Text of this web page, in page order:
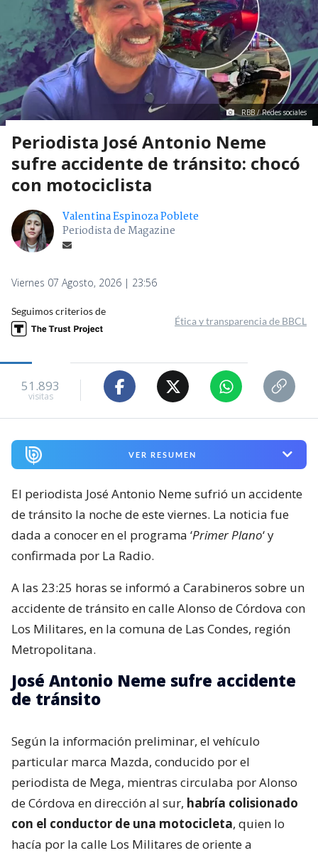
RBB / Redes sociales
Periodista José Antonio Neme
sufre accidente de tránsito: chocó
con motociclista
Valentina Espinoza Poblete
Periodista de Magazine
Viernes 07 Agosto, 2026 | 23:56
Seguimos criterios de
Ética y transparencia de BBCL
51.893
visitas
VER RESUMEN
El periodista José Antonio Neme sufrió un accidente
de tránsito la noche de este viernes. La noticia fue
dada a conocer en el programa ‘Primer Plano‘ y
confirmada por La Radio.
A las 23:25 horas se informó a Carabineros sobre un
accidente de tránsito en calle Alonso de Córdova con
Los Militares, en la comuna de Las Condes, región
Metropolitana.
José Antonio Neme sufre accidente
de tránsito
Según la información preliminar, el vehículo
particular marca Mazda, conducido por el
periodista de Mega, mientras circulaba por Alonso
de Córdova en dirección al sur, habría colisionado
con el conductor de una motocicleta, quien lo
hacía por la calle Los Militares de oriente a